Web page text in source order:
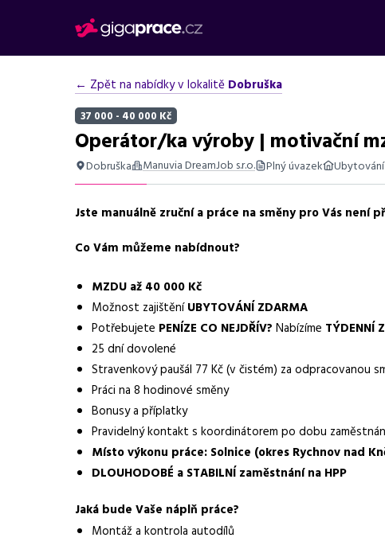
← Zpět na nabídky v lokalitě Dobruška
37 000 - 40 000 Kč
Operátor/ka výroby | motivační
Dobruška Manuvia DreamJob s.r.o. Plný úvazek Ubytování
Nabídka práce v Dobrušce na pozici operátora výroby s
Základní informace
Pozice
Normalizovaná profese operátor
Obor / skupina
Lokalita nabídky
Zaměstnavatel / agentura
Typ úvazku Plný úvazek
Směny
Jste manuálně zruční a práce na směny pro Vás není
Co Vám můžeme nabídnout?
MZDU až 40 000 Kč
Možnost zajištěníUBYTOVÁNÍ ZDARMA
Potřebujete PENÍZE CO NEJDŘÍV? Nabízíme TÝDENNÍ
25 dní dovolené
Stravenkový paušál 77 Kč (v čistém) za odpracovanou
Práci na 8 hodinové směny
Bonusy a příplatky
Pravidelný kontakt s koordinátorem po dobu
Místo výkonu práce: Solnice (okres Rychnov nad
DLOUHODOBÉ a STABILNÍ zaměstnání na HPP
Jaká bude Vaše náplň práce?
Montáž a kontrola autodílů